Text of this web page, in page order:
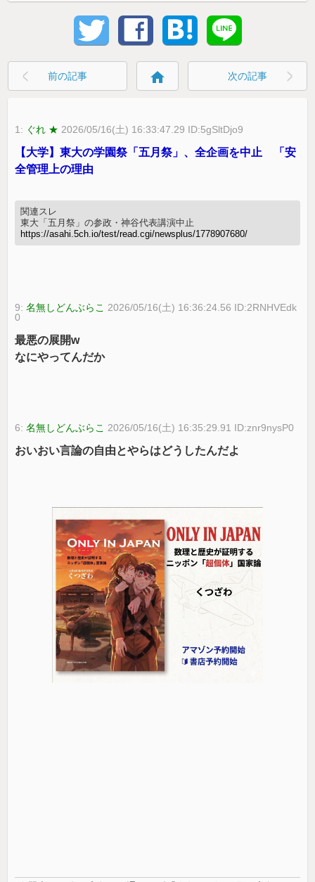
前の記事 home 次の記事
1: ぐれ ★ 2026/05/16(土) 16:33:47.29 ID:5gSltDjo9
【大学】東大の学園祭「五月祭」、全企画を中止 「安
全管理上の理由
関連スレ
東大「五月祭」の参政・神谷代表講演中止
https://asahi.5ch.io/test/read.cgi/newsplus/1778907680/
9:名無しどんぶらこ 2026/05/16(土) 16:36:24.56 ID:2RNHVEdk
0
最悪の展開w
なにやってんだか
6:名無しどんぶらこ 2026/05/16(土) 16:35:29.91 ID:znr9nysP0
おいおい言論の自由とやらはどうしたんだよ